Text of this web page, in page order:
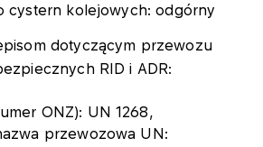
cystern kolejowych: odgórny
dotyczącym przewozu
RID i ADR:
ONZ): UN 1268,
przewozowa UN: